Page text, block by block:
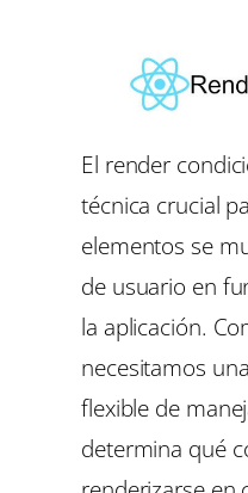
El render
técnica crucial
elementos se
de usuario en
la aplicación.
necesitamos
flexible de
determina qué